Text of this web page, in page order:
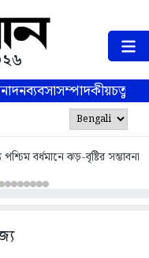
ব্যবসাসম্পাদকীয়
বর্ধমানে ঝড়-বৃষ্টির সম্ভাবনা